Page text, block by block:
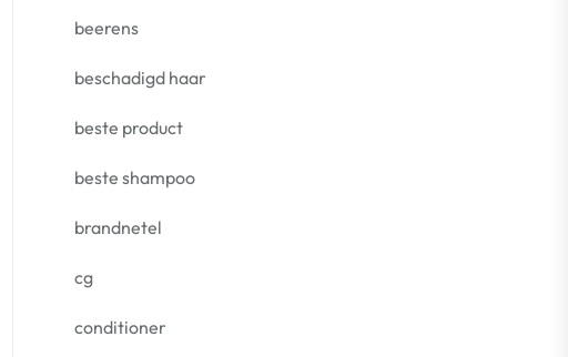
beerens
beschadigd haar
beste product
beste shampoo
brandnetel
cg
conditioner